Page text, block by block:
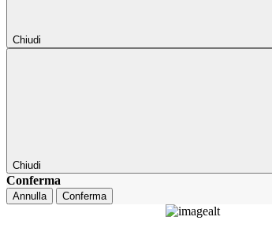
Chiudi
Chiudi
Conferma
Annulla Conferma